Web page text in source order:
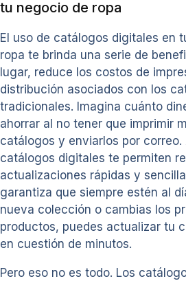
tu negocio de ropa
El uso de catálogos digitales en
ropa te brinda una serie de
lugar, reduce los costos de
distribución asociados con los
tradicionales. Imagina cuánto
ahorrar al no tener que imprimir
catálogos y enviarlos por correo.
catálogos digitales te permiten
actualizaciones rápidas y
garantiza que siempre estén al
nueva colección o cambias los
productos, puedes actualizar tu
en cuestión de minutos.
Pero eso no es todo. Los